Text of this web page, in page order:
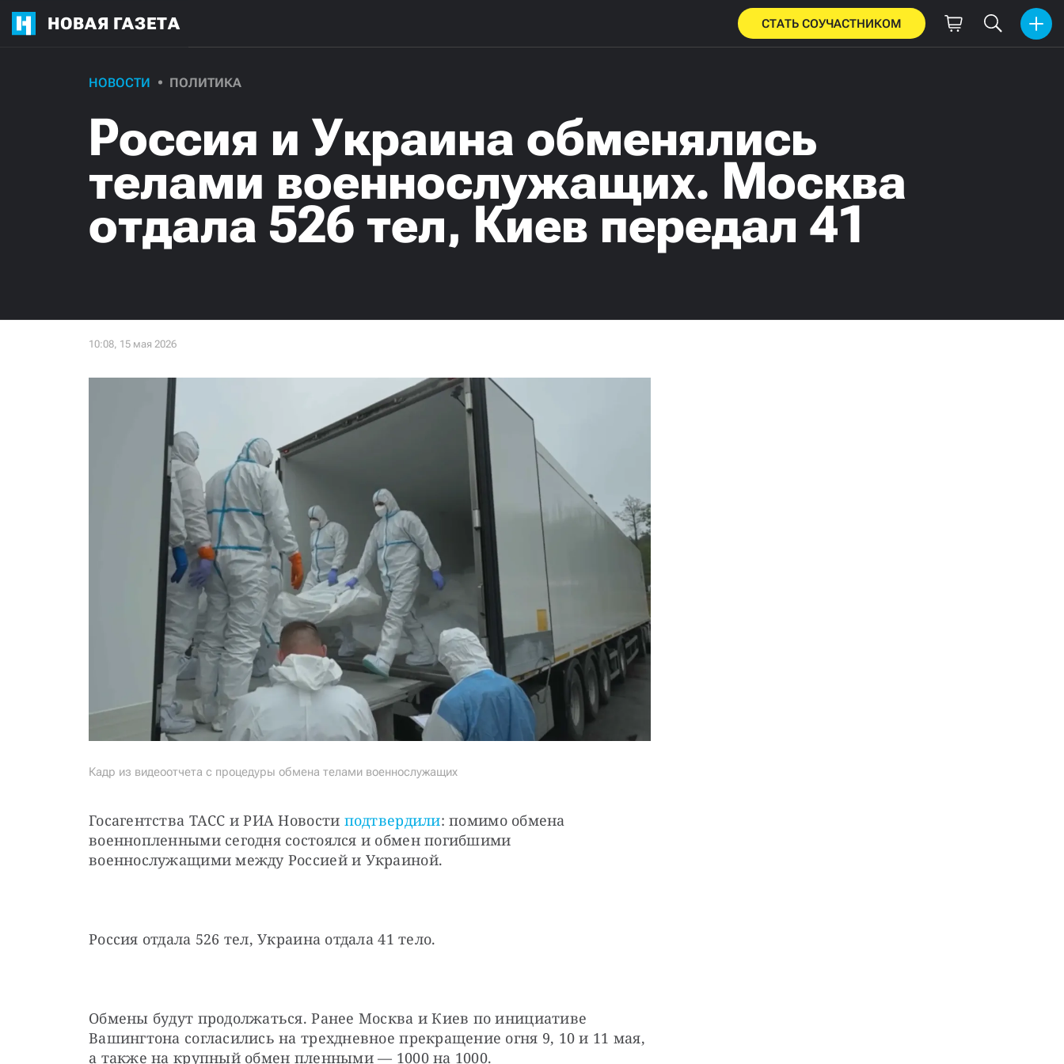
НОВАЯ ГАЗЕТА СТАТЬ СОУЧАСТНИКОМ
НОВОСТИ ПОЛИТИКА
Россия и Украина обменялись
телами военнослужащих. Москва
отдала 526 тел, Киев передал 41
Кадр из видеоотчета с процедуры обмена телами военнослужащих
Госагентства ТАСС и РИА Новости подтвердили: помимо обмена
военнопленными сегодня состоялся и обмен погибшими
военнослужащими между Россией и Украиной.
Россия отдала 526 тел, Украина отдала 41 тело.
Обмены будут продолжаться. Ранее Москва и Киев по инициативе
Вашингтона согласились на трехдневное прекращение огня 9, 10 и 11 мая,
а также на крупный обмен пленными — 1000 на 1000.